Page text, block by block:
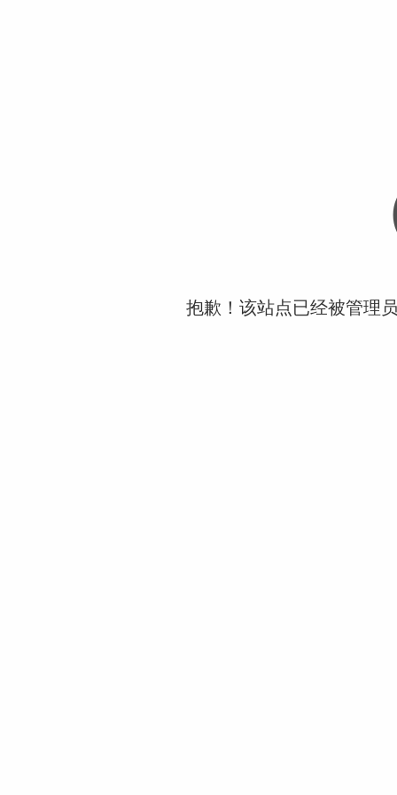
抱歉！该站点已经被管理